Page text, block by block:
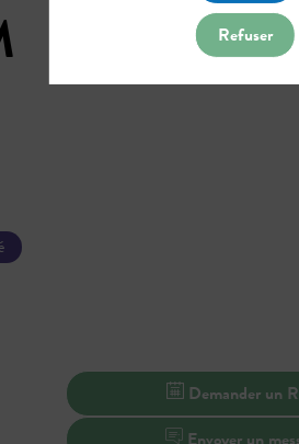
Demander un
Refuser